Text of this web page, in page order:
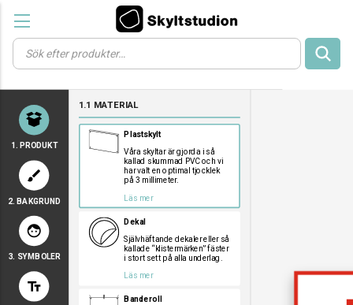
Products
search
a
a
aa
1. PRODUKT
brush
2. BAKGRUND
face
3. SYMBOLER
text_fields
1.1 MATERIAL
Plastskylt
Våra skyltar är gjorda i så
kallad skummad PVC och vi
har valt en optimal tjocklek
på 3 millimeter.
Läs mer
Dekal
Självhäftande dekaler eller så
kallade “klistermärken” fäster
i stort sett på alla underlag.
Läs mer
Banderoll